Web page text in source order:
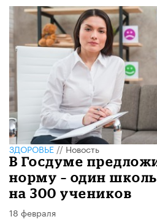
ЗДОРОВЬЕ//Новость
В Госдуме
норму – один
на 300 учеников
18 февраля